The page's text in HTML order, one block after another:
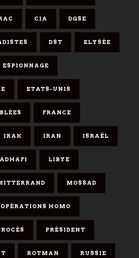
CIA DGSE
DST ELYSÉE
ESPIONNAGE
ETATS-UNIS
FRANCE
IRAK IRAN ISRAËL
LIBYE
MOSSAD
OPÉRATIONS HOMO
PRÉSIDENT
ROTMAN RUSSIE